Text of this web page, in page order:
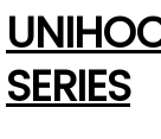
SERIES